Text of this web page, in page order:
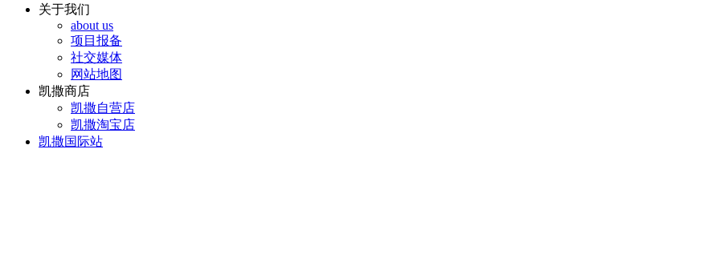
关于我们
about us
项目报备
社交媒体
网站地图
凯撒商店
凯撒自营店
凯撒淘宝店
凯撒国际站